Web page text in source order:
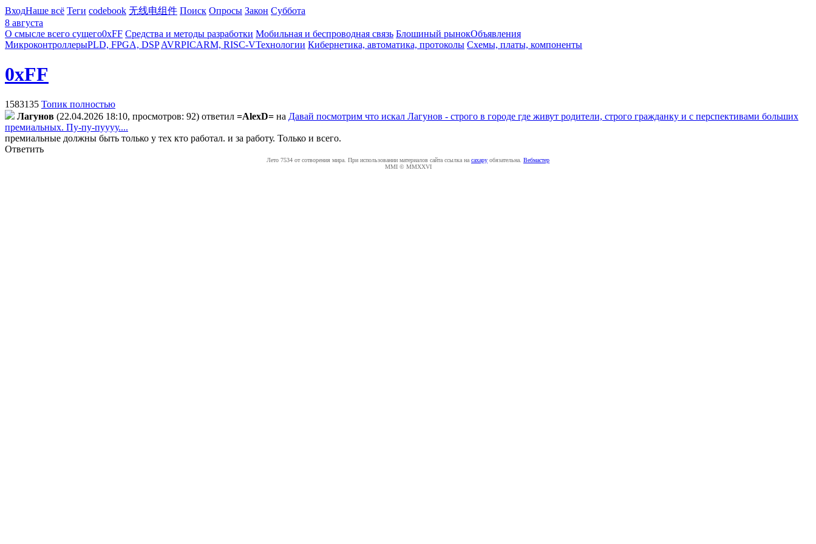
ВходНаше всё Теги codebook 无线电组件 Поиск Опросы Закон Суббота
8 августа
О смысле всего сущего0xFF Средства и методы разработки Мобильная и беспроводная связь Блошиный рынокОбъявления
МикроконтроллерыPLD, FPGA, DSP AVRPICARM, RISC-VТехнологии Кибернетика, автоматика, протоколы Схемы, платы, компоненты
0xFF
1583135 Топик полностью
Лaгyнoв (22.04.2026 18:10, просмотров: 92) ответил =AlexD= на Давай посмотрим что искал Лагунов - строго в городе где живут родители, строго гражданку и с перспективами больших
премиальных. Пу-пу-пуууу....
премиальные должны быть только у тех кто работал. и за работу. Только и всего.
Ответить
Лето 7534 от сотворения мира. При использовании материалов сайта ссылка на caxapу обязательна. Вебмастер
MMI © MMXXVI